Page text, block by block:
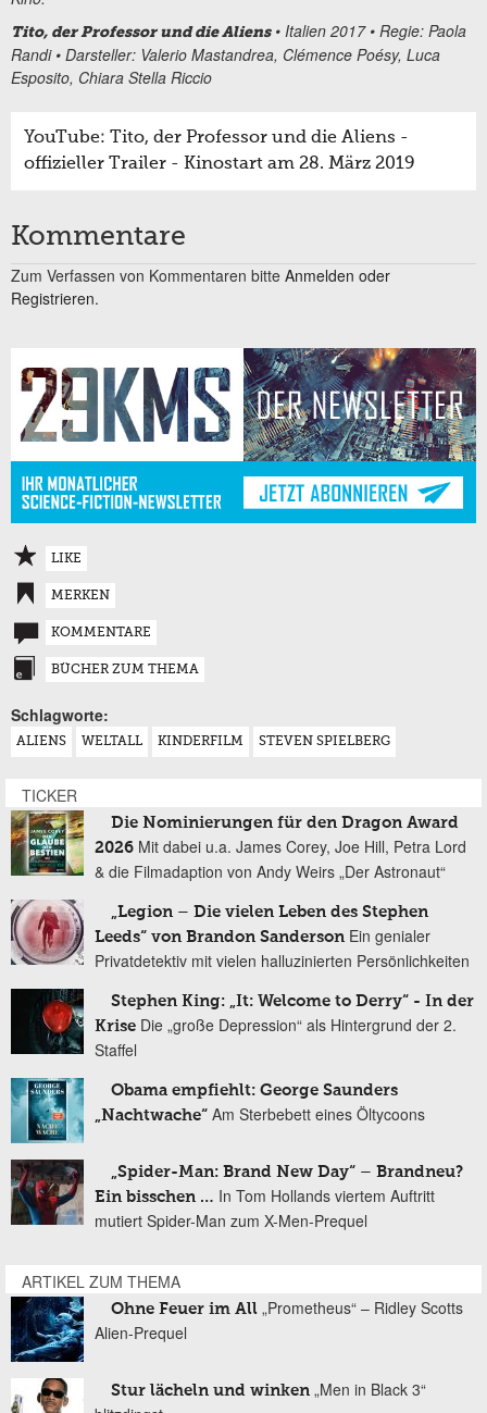
Tito, der Professor und die Aliens• Italien 2017 • Regie: Paola
Randi • Darsteller: Valerio Mastandrea, Clémence Poésy, Luca
Esposito, Chiara Stella Riccio
YouTube: Tito, der Professor und die Aliens -
offizieller Trailer - Kinostart am 28. März 2019
Kommentare
Zum Verfassen von Kommentaren bitte Anmelden oder
Registrieren.
LIKE
MERKEN
KOMMENTARE
BÜCHER ZUM THEMA
Schlagworte:
ALIENS WELTALL KINDERFILM STEVEN SPIELBERG
TICKER
Die Nominierungen für den Dragon Award
2026 Mit dabei u.a. James Corey, Joe Hill, Petra Lord
& die Filmadaption von Andy Weirs „Der Astronaut“
„Legion – Die vielen Leben des Stephen
Leeds“ von Brandon Sanderson Ein genialer
Privatdetektiv mit vielen halluzinierten Persönlichkeiten
Stephen King: „It: Welcome to Derry“ - In der
Krise Die „große Depression“ als Hintergrund der 2.
Staffel
Obama empfiehlt: George Saunders
„Nachtwache“ Am Sterbebett eines Öltycoons
„Spider-Man: Brand New Day“ – Brandneu?
Ein bisschen … In Tom Hollands viertem Auftritt
mutiert Spider-Man zum X-Men-Prequel
ARTIKEL ZUM THEMA
Ohne Feuer im All „Prometheus“ – Ridley Scotts
Alien-Prequel
Stur lächeln und winken „Men in Black 3“